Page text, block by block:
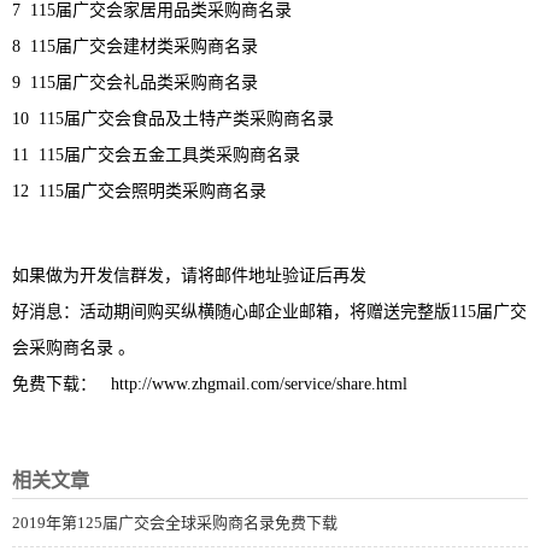
7 115届广交会家居用品类采购商名录
8 115届广交会建材类采购商名录
9 115届广交会礼品类采购商名录
10 115届广交会食品及土特产类采购商名录
11 115届广交会五金工具类采购商名录
12 115届广交会照明类采购商名录
如果做为开发信群发，请将邮件地址验证后再发
好消息：活动期间购买纵横随心邮企业邮箱，将赠送完整版115届广交
会采购商名录 。
免费下载： http://www.zhgmail.com/service/share.html
相关文章
2019年第125届广交会全球采购商名录免费下载